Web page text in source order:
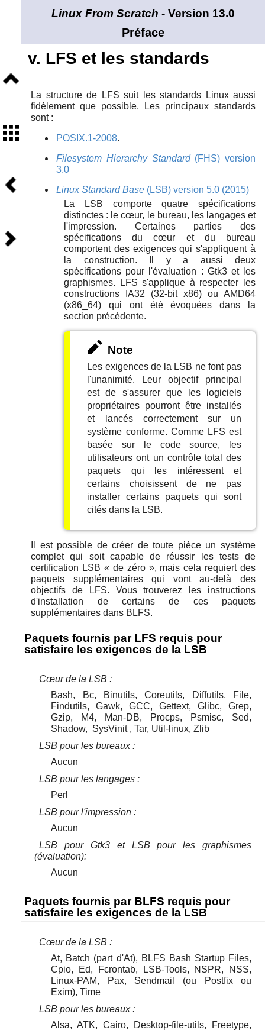
Linux From Scratch - Version 13.0
Préface
v. LFS et les standards
La structure de LFS suit les standards Linux aussi
fidèlement que possible. Les principaux standards
sont :
POSIX.1-2008.
Filesystem Hierarchy Standard(FHS) version
3.0
Linux Standard Base (LSB) version 5.0 (2015)
La LSB comporte quatre spécifications
distinctes : le cœur, le bureau, les langages et
l'impression. Certaines parties des
spécifications du cœur et du bureau
comportent des exigences qui s'appliquent à
la construction. Il y a aussi deux
spécifications pour l'évaluation : Gtk3 et les
graphismes. LFS s'applique à respecter les
constructions IA32 (32-bit x86) ou AMD64
(x86_64) qui ont été évoquées dans la
section précédente.
Note
Les exigences de la LSB ne font pas
l'unanimité. Leur objectif principal
est de s'assurer que les logiciels
propriétaires pourront être installés
et lancés correctement sur un
système conforme. Comme LFS est
basée sur le code source, les
utilisateurs ont un contrôle total des
paquets qui les intéressent et
certains choisissent de ne pas
installer certains paquets qui sont
cités dans la LSB.
Il est possible de créer de toute pièce un système
complet qui soit capable de réussir les tests de
certification LSB « de zéro», mais cela requiert des
paquets supplémentaires qui vont au-delà des
objectifs de LFS. Vous trouverez les instructions
d'installation de certains de ces paquets
supplémentaires dans BLFS.
Paquets fournis par LFS requis pour
satisfaire les exigences de la LSB
Cœur de la LSB :
Bash, Bc, Binutils, Coreutils, Diffutils, File,
Findutils, Gawk, GCC, Gettext, Glibc, Grep,
Gzip, M4, Man-DB, Procps, Psmisc, Sed,
Shadow, SysVinit , Tar, Util-linux, Zlib
LSB pour les bureaux :
Aucun
LSB pour les langages :
Perl
LSB pour l'impression :
Aucun
LSB pour Gtk3 et LSB pour les graphismes
(évaluation):
Aucun
Paquets fournis par BLFS requis pour
satisfaire les exigences de la LSB
Cœur de la LSB :
At, Batch (part d'At), BLFS Bash Startup Files,
Cpio, Ed, Fcrontab, LSB-Tools, NSPR, NSS,
Linux-PAM, Pax, Sendmail (ou Postfix ou
Exim), Time
LSB pour les bureaux :
Alsa, ATK, Cairo, Desktop-file-utils, Freetype,
Suivant